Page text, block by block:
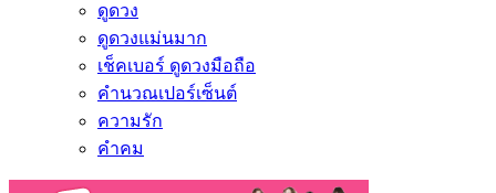
ดูดวง
ดูดวงแม่นมาก
เช็คเบอร์ ดูดวงมือถือ
คำนวณเปอร์เซ็นต์
ความรัก
คำคม